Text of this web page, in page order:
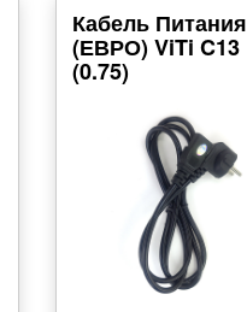
Кабель Питания
(ЕВРО) ViTi C13
(0.75)